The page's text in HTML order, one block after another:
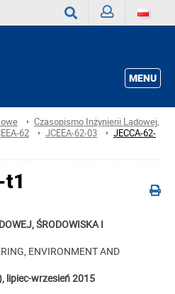
MENU
Czasopismo Inżynierii Lądowej,
62 JCEEA-62-03
JECCA-62-
t1
ŚRODOWISKA I
ENVIRONMENT AND
lipiec-wrzesień 2015